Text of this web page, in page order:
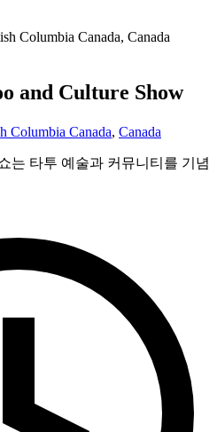
Columbia Canada, Canada
and Culture Show
Columbia Canada, Canada
는 타투 예술과 커뮤니티를 기념